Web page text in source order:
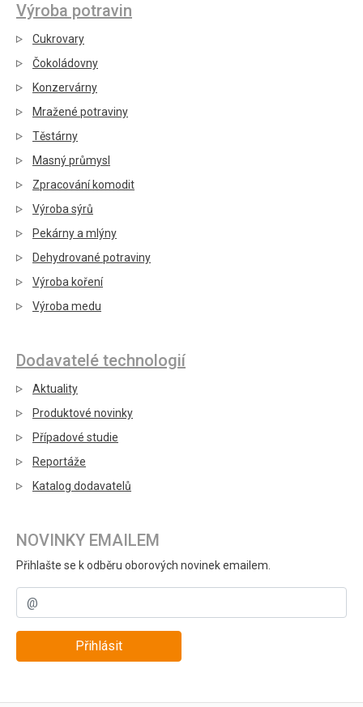
Výroba potravin
Cukrovary
Čokoládovny
Konzervárny
Mražené potraviny
Těstárny
Masný průmysl
Zpracování komodit
Výroba sýrů
Pekárny a mlýny
Dehydrované potraviny
Výroba koření
Výroba medu
Dodavatelé technologií
Aktuality
Produktové novinky
Případové studie
Reportáže
Katalog dodavatelů
NOVINKY EMAILEM
Přihlašte se k odběru oborových novinek emailem.
Přihlásit